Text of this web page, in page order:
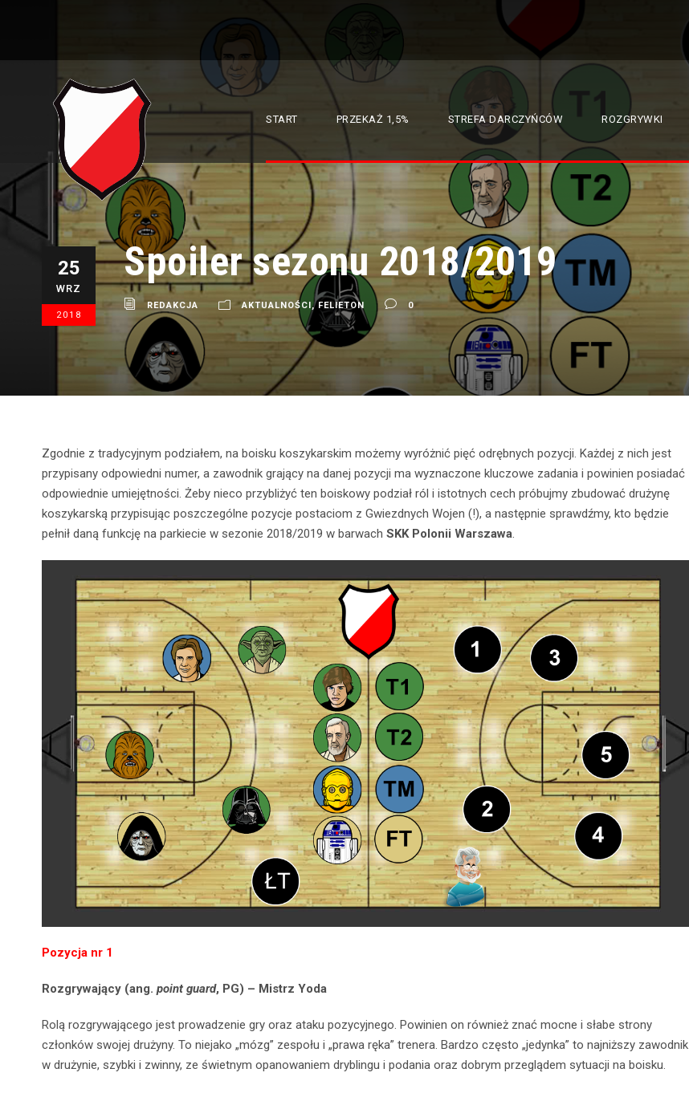
START PRZEKAŻ 1,5% STREFA DARCZYŃCÓW ROZGRYWKI
25
WRZ
2018
Spoiler sezonu 2018/2019
REDAKCJA AKTUALNOŚCI, FELIETON 0
Zgodnie z tradycyjnym podziałem, na boisku koszykarskim możemy wyróżnić pięć odrębnych pozycji. Każdej z nich jest
przypisany odpowiedni numer, a zawodnik grający na danej pozycji ma wyznaczone kluczowe zadania i powinien posiadać
odpowiednie umiejętności. Żeby nieco przybliżyć ten boiskowy podział ról i istotnych cech próbujmy zbudować drużynę
koszykarską przypisując poszczególne pozycje postaciom z Gwiezdnych Wojen (!), a następnie sprawdźmy, kto będzie
pełnił daną funkcję na parkiecie w sezonie 2018/2019 w barwach SKK Polonii Warszawa.
Pozycja nr 1
Rozgrywający (ang. point guard, PG) – Mistrz Yoda
Rolą rozgrywającego jest prowadzenie gry oraz ataku pozycyjnego. Powinien on również znać mocne i słabe strony
członków swojej drużyny. To niejako „mózg” zespołu i „prawa ręka” trenera. Bardzo często „jedynka” to najniższy zawodnik
w drużynie, szybki i zwinny, ze świetnym opanowaniem dryblingu i podania oraz dobrym przeglądem sytuacji na boisku.